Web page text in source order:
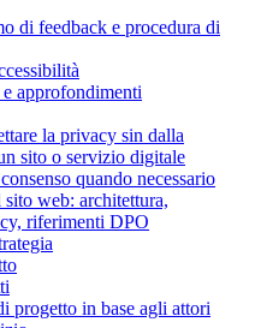
di feedback e procedura di
approfondimenti
la privacy sin dalla
sito o servizio digitale
quando necessario
web: architettura,
riferimenti DPO
progetto in base agli attori